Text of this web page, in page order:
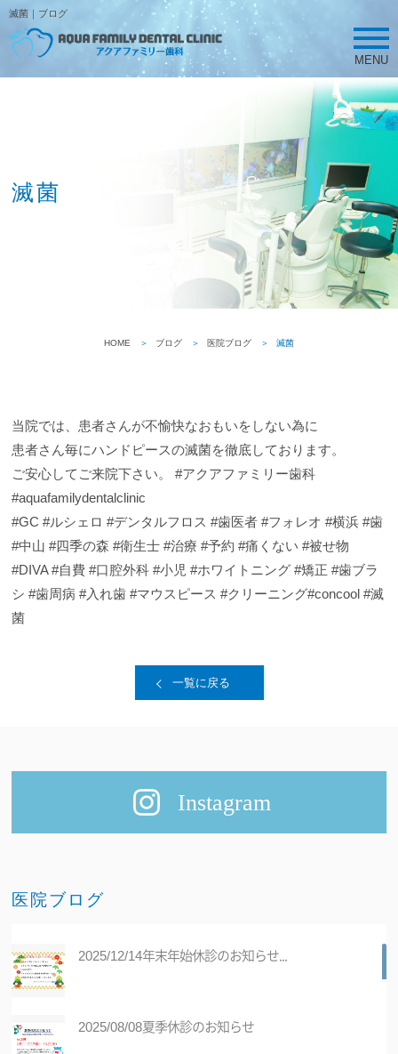
滅菌｜ブログ
MENU
滅菌
HOME ブログ 医院ブログ 滅菌
当院では、患者さんが不愉快なおもいをしない為に
患者さん毎にハンドピースの滅菌を徹底しております。
ご安心してご来院下さい。 #アクアファミリー歯科
#aquafamilydentalclinic
#GC #ルシェロ #デンタルフロス #歯医者 #フォレオ #横浜 #歯
#中山 #四季の森 #衛生士 #治療 #予約 #痛くない #被せ物
#DIVA #自費 #口腔外科 #小児 #ホワイトニング #矯正 #歯ブラ
シ #歯周病 #入れ歯 #マウスピース #クリーニング#concool #滅
菌
一覧に戻る
Instagram
医院ブログ
2025/12/14年末年始休診のお知らせ...
2025/08/08夏季休診のお知らせ